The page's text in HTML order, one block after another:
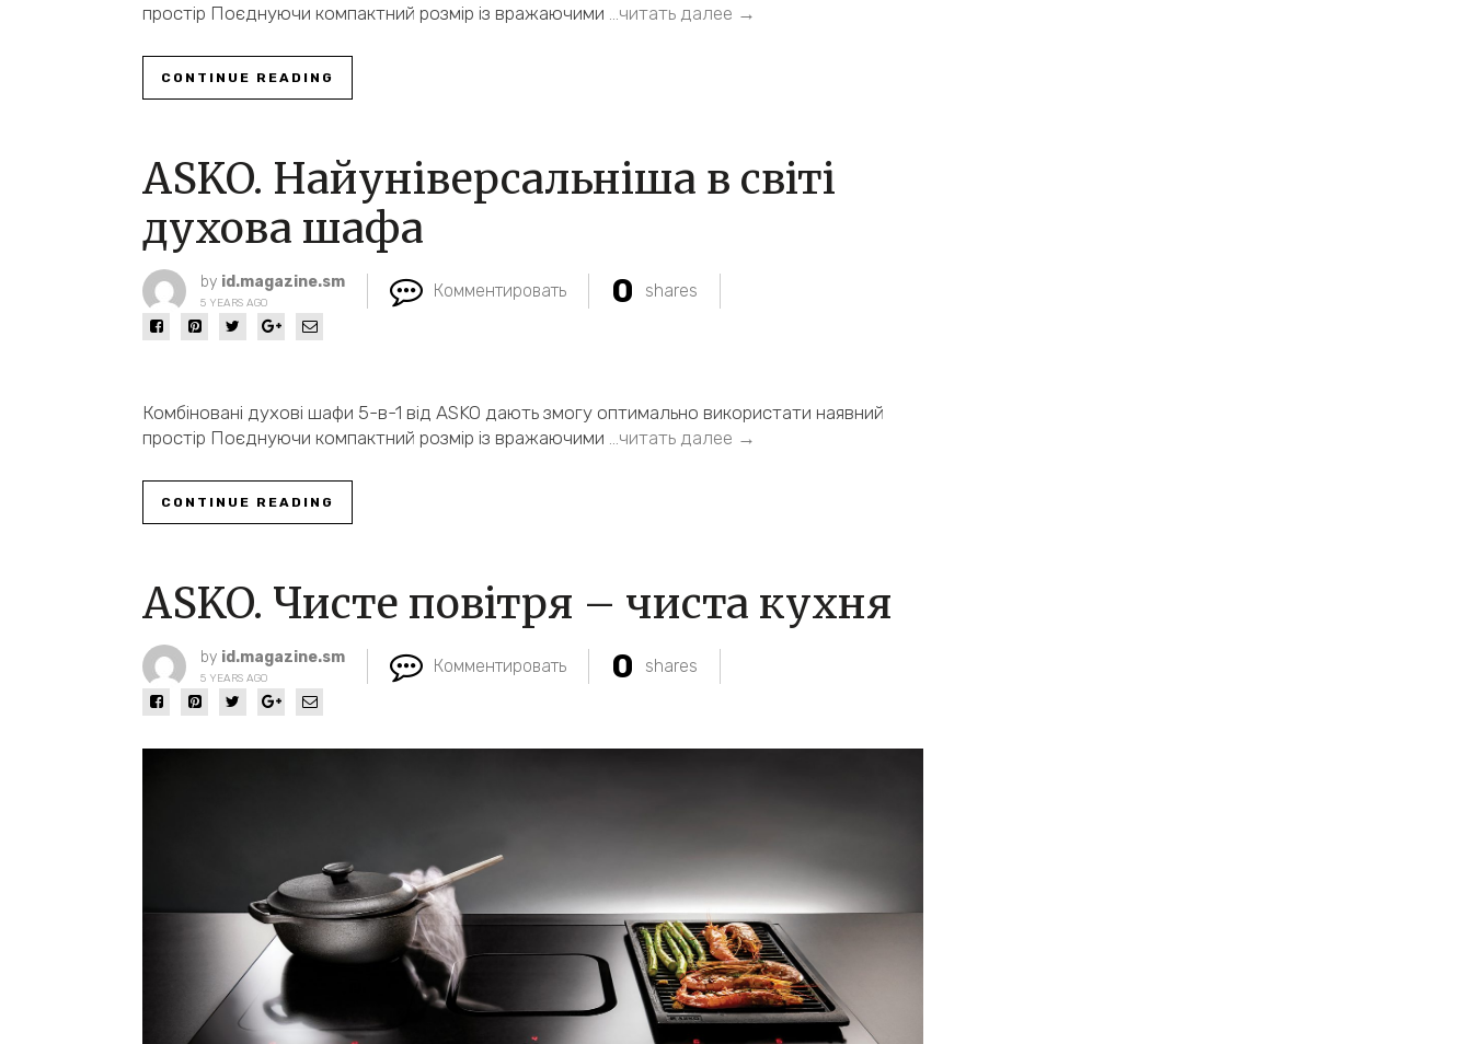
простір Поєднуючи компактний розмір із вражаючими …читать далее →
CONTINUE READING
ASKO. Найуніверсальніша в світі
духова шафа
by id.magazine.sm
5 YEARS AGO
Комментировать 0 shares
Комбіновані духові шафи 5-в-1 від ASKO дають змогу оптимально використати наявний
простір Поєднуючи компактний розмір із вражаючими …читать далее →
CONTINUE READING
ASKO. Чисте повітря – чиста кухня
by id.magazine.sm
5 YEARS AGO
Комментировать 0 shares